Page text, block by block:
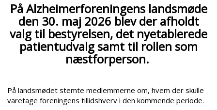
På Alzheimerforeningens landsmøde
den 30. maj 2026 blev der afholdt
valg til bestyrelsen, det nyetablerede
patientudvalg samt til rollen som
næstforperson.
På landsmødet stemte medlemmerne om, hvem der skulle
varetage foreningens tillidshverv i den kommende periode.